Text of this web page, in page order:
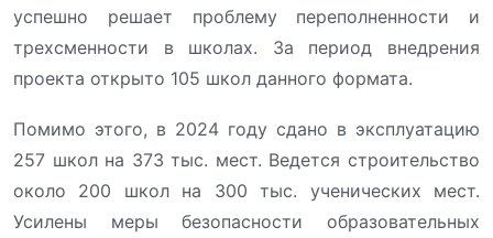
успешно решает проблему переполненности и
трехсменности в школах. За период внедрения
проекта открыто 105 школ данного формата.
Помимо этого, в 2024 году сдано в эксплуатацию
257 школ на 373 тыс. мест. Ведется строительство
около 200 школ на 300 тыс. ученических мест.
Усилены меры безопасности образовательных